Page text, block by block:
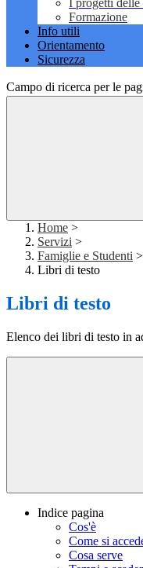
I progetti delle
Formazione
Info utili
Orientamento
Sicurezza
Campo di ricerca per le
Home >
Servizi >
Famiglie e Studenti >
Libri di testo
Libri di testo
Elenco dei libri di testo in
Indice pagina
Cos'è
Come si
Cosa serve